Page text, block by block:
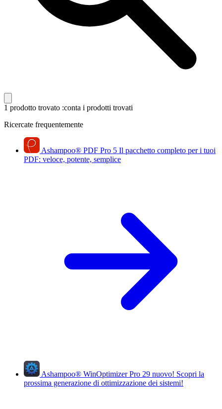
1 prodotto trovato :conta i prodotti trovati
Ricercate frequentemente
Ashampoo® PDF Pro 5 Il pacchetto completo per i tuoi
PDF: veloce, potente, semplice
Ashampoo® WinOptimizer Pro 29 nuovo! Scopri la
prossima generazione di ottimizzazione dei sistemi!